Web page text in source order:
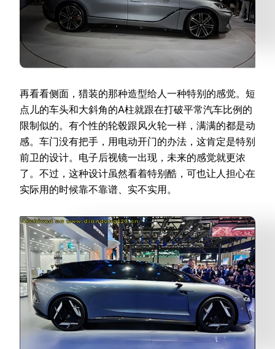
再看看侧面，猎装的那种造型给人一种特别的感觉。短
点儿的车头和大斜角的A柱就跟在打破平常汽车比例的
限制似的。有个性的轮毂跟风火轮一样，满满的都是动
感。车门没有把手，用电动开门的办法，这肯定是特别
前卫的设计。电子后视镜一出现，未来的感觉就更浓
了。不过，这种设计虽然看着特别酷，可也让人担心在
实际用的时候靠不靠谱、实不实用。